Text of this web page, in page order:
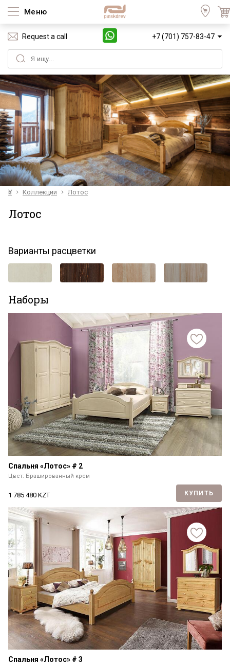
Меню
Request a call +7 (701) 757-83-47
Үй Коллекции Лотос
Лотос
Варианты расцветки
Наборы
Спальня «Лотос» # 2
Цвет: Брашированный крем
1 785 480 KZT КУПИТЬ
Спальня «Лотос» # 3